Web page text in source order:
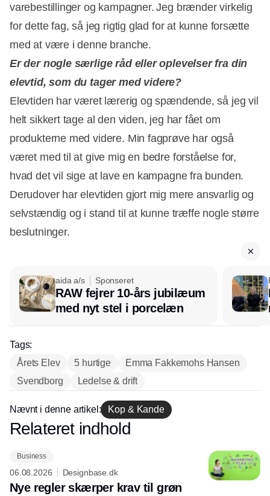
varebestillinger og kampagner. Jeg brænder virkelig
for dette fag, så jeg rigtig glad for at kunne forsætte
med at være i denne branche.
Er der nogle særlige råd eller oplevelser fra din
elevtid, som du tager med videre?
Elevtiden har været lærerig og spændende, så jeg vil
helt sikkert tage al den viden, jeg har fået om
produkterne med videre. Min fagprøve har også
været med til at give mig en bedre forståelse for,
hvad det vil sige at lave en kampagne fra bunden.
Derudover har elevtiden gjort mig mere ansvarlig og
selvstændig og i stand til at kunne træffe nogle større
beslutninger.
aida a/s Sponseret
RAW fejrer 10-års jubilæum
med nyt stel i porcelæn
Tags:
Årets Elev
5 hurtige
Emma Fakkemohs Hansen
Svendborg
Ledelse & drift
Nævnt i denne artikel: Kop & Kande
Annonce
Relateret indhold
Business
06.08.2026 Designbase.dk
Nye regler skærper krav til grøn